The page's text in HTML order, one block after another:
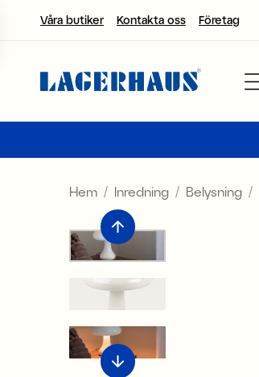
Våra butiker Kontakta oss Företag
Välj språk / valuta
FI / EUR
NO / NKR
SE / SEK
Hem Inredning Belysning